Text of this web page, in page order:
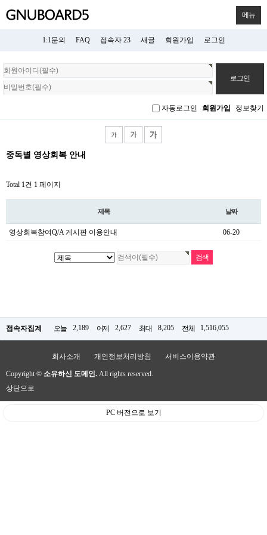
메뉴
1:1문의 FAQ 접속자 23 새글 회원가입 로그인
회
원
로
자동로그인 회원가입 정보찾기
중독별 영상회복 안내
Total 1건 1 페이지
제목 날짜
영상회복참여Q/A 게시판 이용안내 06-20
접속자집계 오늘 2,189 어제 2,627 최대 8,205 전체 1,516,055
회사소개 개인정보처리방침 서비스이용약관
Copyright © 소유하신 도메인. All rights reserved.
상단으로
PC 버전으로 보기